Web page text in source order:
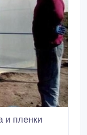
и пленки